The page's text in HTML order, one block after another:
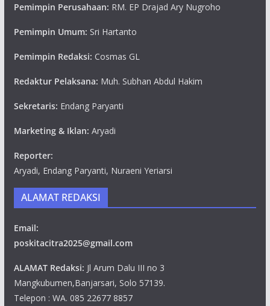
Pemimpin Perusahaan: RM. EP Drajad Ary Nugroho
Pemimpin Umum: Sri Hartanto
Pemimpin Redaksi: Cosmas GL
Redaktur Pelaksana: Muh. Subhan Abdul Hakim
Sekretaris: Endang Paryanti
Marketing & Iklan: Aryadi
Reporter:
Aryadi, Endang Paryanti, Nuraeni Yeriarsi
ALAMAT REDAKSI
Email:
poskitacitra2025@gmail.com
ALAMAT Redaksi: Jl Arum Dalu III no 3
Mangkubumen,Banjarsari, Solo 57139.
Telepon : WA. 085 22677 8857